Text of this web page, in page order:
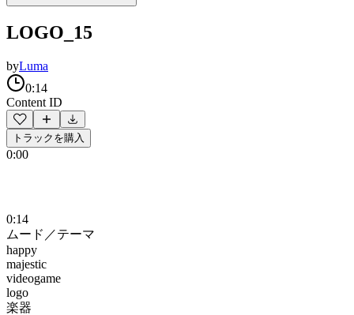
LOGO_15
byLuma
0:14
Content ID
トラックを購入
0:00
0:14
ムード／テーマ
happy
majestic
videogame
logo
楽器